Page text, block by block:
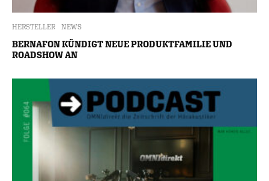
HERSTELLER NEWS
BERNAFON KÜNDIGT NEUE PRODUKTFAMILIE UND
ROADSHOW AN